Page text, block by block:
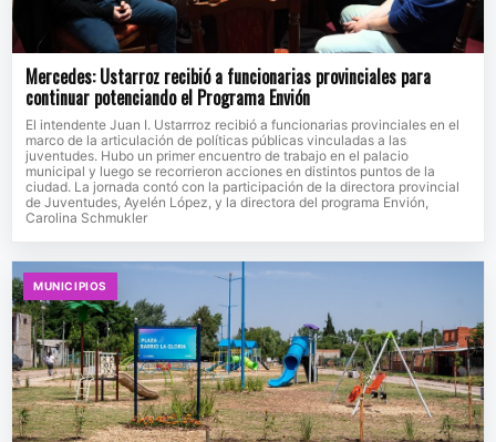
Mercedes: Ustarroz recibió a funcionarias provinciales para
continuar potenciando el Programa Envión
El intendente Juan I. Ustarrroz recibió a funcionarias provinciales en el
marco de la articulación de políticas públicas vinculadas a las
juventudes. Hubo un primer encuentro de trabajo en el palacio
municipal y luego se recorrieron acciones en distintos puntos de la
ciudad. La jornada contó con la participación de la directora provincial
de Juventudes, Ayelén López, y la directora del programa Envión,
Carolina Schmukler
MUNICIPIOS